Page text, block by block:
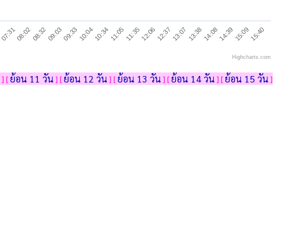
07:3108:0208:3209:0309:3310:0410:3411:0511:3512:0612:3713:07 13:3814:0814:3915:0915:40
Highcharts.com
] [ย้อน 11 วัน ] [ย้อน 12 วัน ] [ย้อน 13 วัน ] [ย้อน 14 วัน ] [ย้อน 15 วัน ]